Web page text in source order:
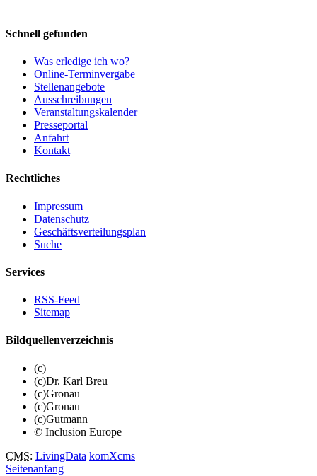
Schnell gefunden
Was erledige ich wo?
Online-Terminvergabe
Stellenangebote
Ausschreibungen
Veranstaltungskalender
Presseportal
Anfahrt
Kontakt
Rechtliches
Impressum
Datenschutz
Geschäftsverteilungsplan
Suche
Services
RSS-Feed
Sitemap
Bildquellenverzeichnis
(c)
(c)Dr. Karl Breu
(c)Gronau
(c)Gronau
(c)Gutmann
© Inclusion Europe
CMS: LivingData komXcms
Seitenanfang